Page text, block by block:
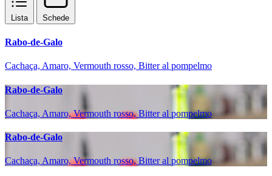
Lista Schede
Rabo-de-Galo
Cachaça, Amaro, Vermouth rosso, Bitter al pompelmo
Rabo-de-Galo
Cachaça, Amaro, Vermouth rosso, Bitter al pompelmo
Rabo-de-Galo
Cachaça, Amaro, Vermouth rosso, Bitter al pompelmo